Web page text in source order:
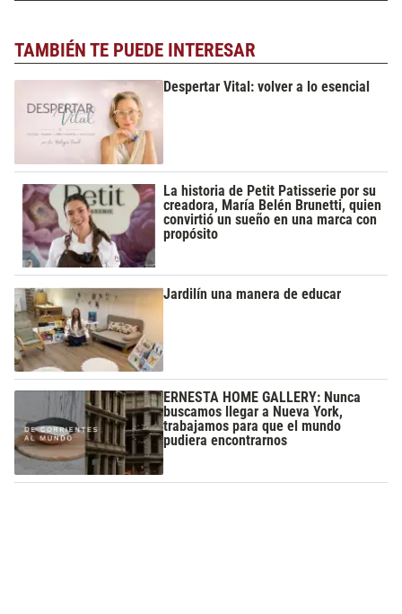
TAMBIÉN TE PUEDE INTERESAR
Despertar Vital: volver a lo esencial
La historia de Petit Patisserie por su
creadora, María Belén Brunetti, quien
convirtió un sueño en una marca con
propósito
Jardilín una manera de educar
ERNESTA HOME GALLERY: Nunca
buscamos llegar a Nueva York,
trabajamos para que el mundo
pudiera encontrarnos